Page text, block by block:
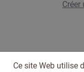
Ce site Web utilise